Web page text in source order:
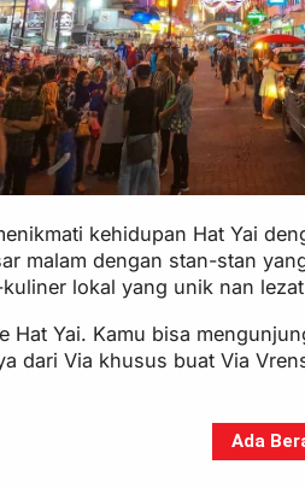
kehidupan Hat Yai
malam dengan stan-stan
lokal yang unik nan
Hat Yai. Kamu bisa
dari Via khusus buat Via
Ada